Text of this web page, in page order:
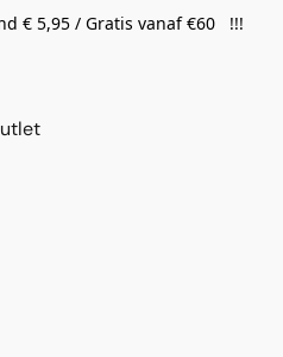
€ 5,95 / Gratis vanaf €60 !!!